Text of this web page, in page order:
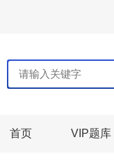
首页 VIP题库